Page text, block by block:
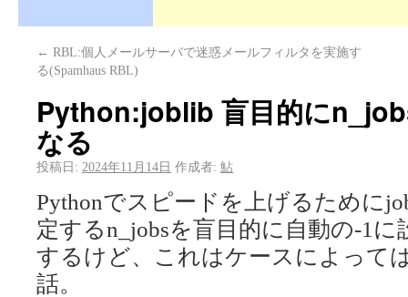
← RBL:個人メールサーバで迷惑メールフィルタを実施す
る(Spamhaus RBL)
Python:joblib 盲目的に
なる
投稿日: 2024年11月14日 作成者: 鮎
Pythonでスピードを上げるために
定するn_jobsを盲目的に自動の-1
するけど、これはケースによって
話。